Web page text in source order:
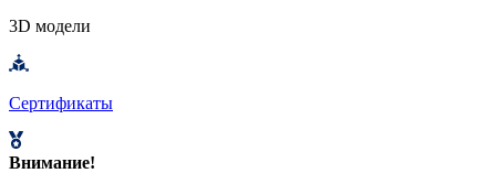
3D модели
Сертификаты
Внимание!